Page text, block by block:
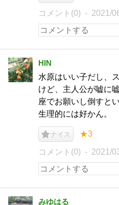
コメント(0) 2021/
HIN
水原はいい子だし、
けど、主人公が嘘に
座でお願いし倒すと
生理的には好かん。
ナイス ★3
コメント(0) 2021/
みゆはる